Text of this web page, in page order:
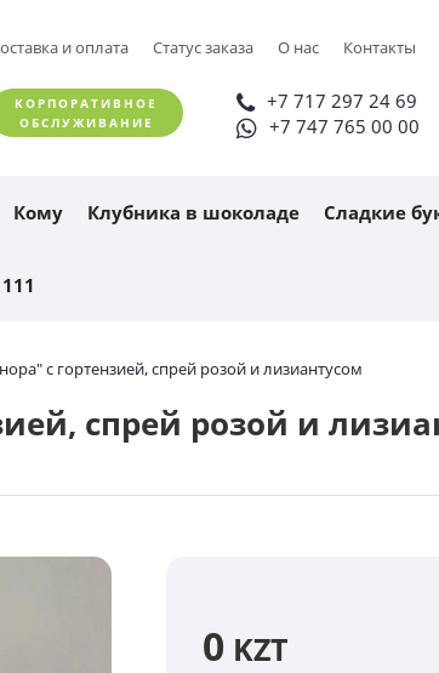
+7 717 297 24 69
+7 747 765 00 00
ЗАКАЗАТЬ ЗВОНОК
и оплата Статус заказа О нас Контакты
КОРПОРАТИВНОЕ
ОБСЛУЖИВАНИЕ
+7 717 297 24 69
+7 747 765 00 00
Кому Клубника в шоколаде Сладкие
с гортензией, спрей розой и лизиантусом
спрей розой и
0 KZT